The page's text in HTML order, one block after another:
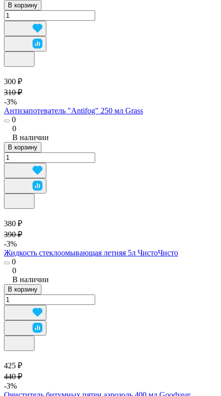
В корзину
300 ₽
310 ₽
-3%
Антизапотеватель "Antifog" 250 мл Grass
0
0
В наличии
В корзину
380 ₽
390 ₽
-3%
Жидкость стеклоомывающая летняя 5л ЧистоЧисто
0
0
В наличии
В корзину
425 ₽
440 ₽
-3%